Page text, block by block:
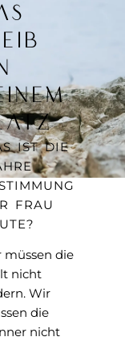
IST DIE
FRAU
müssen die
nicht
Wir
die
nicht